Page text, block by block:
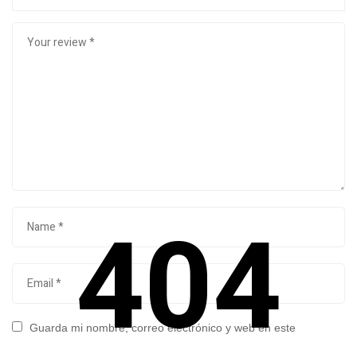
Guarda mi nombre, correo electrónico y web en este
404